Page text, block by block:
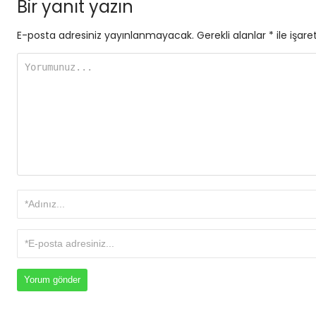
Bir yanıt yazın
E-posta adresiniz yayınlanmayacak. Gerekli alanlar * ile